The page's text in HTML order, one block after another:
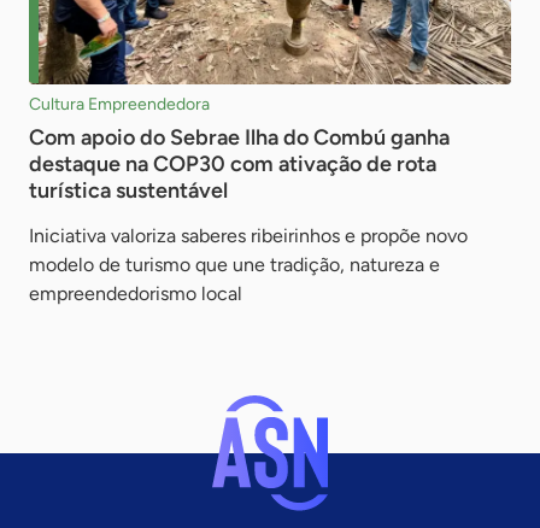
Cultura Empreendedora
Com apoio do Sebrae Ilha do Combú ganha
destaque na COP30 com ativação de rota
turística sustentável
Iniciativa valoriza saberes ribeirinhos e propõe novo
modelo de turismo que une tradição, natureza e
empreendedorismo local